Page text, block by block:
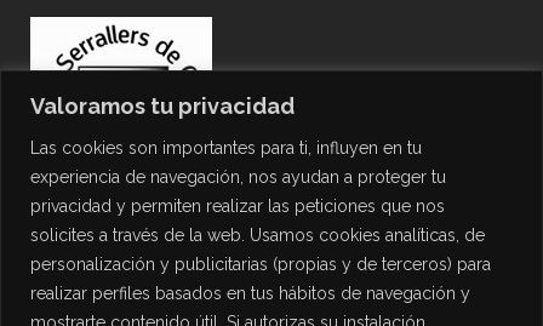
Valoramos tu privacidad
Las cookies son importantes para ti, influyen en tu
experiencia de navegación, nos ayudan a proteger tu
privacidad y permiten realizar las peticiones que nos
solicites a través de la web. Usamos cookies analíticas, de
personalización y publicitarias (propias y de terceros) para
realizar perfiles basados en tus hábitos de navegación y
mostrarte contenido útil. Si autorizas su instalación
PROTECCIÓN DE DATOS